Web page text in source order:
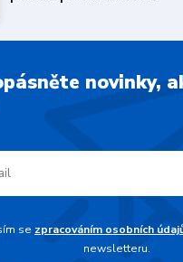
novinky,
se zpracováním osobních
newsletteru.